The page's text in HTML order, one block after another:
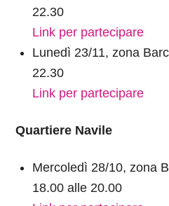
22.30
Link per partecipare
Lunedì 23/11, zona
22.30
Link per partecipare
Quartiere Navile
Mercoledì 28/10, zona
18.00 alle 20.00